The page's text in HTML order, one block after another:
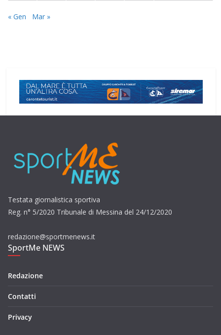
« Gen Mar »
Testata giornalistica sportiva
Reg. n° 5/2020 Tribunale di Messina del 24/12/2020
redazione@sportmenews.it
SportMe NEWS
Redazione
Contatti
Privacy